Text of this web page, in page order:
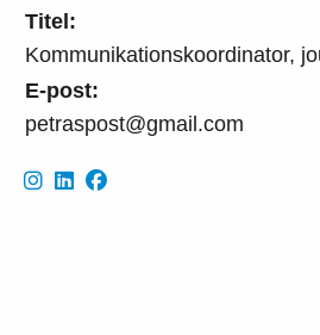
Titel:
Kommunikationskoordinator,
E-post:
petraspost@gmail.com